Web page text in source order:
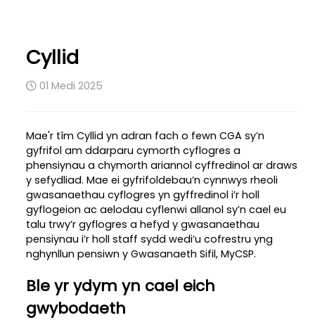
Cyllid
01 Medi 2025
Mae'r tîm Cyllid yn adran fach o fewn CGA sy’n
gyfrifol am ddarparu cymorth cyflogres a
phensiynau a chymorth ariannol cyffredinol ar draws
y sefydliad. Mae ei gyfrifoldebau’n cynnwys rheoli
gwasanaethau cyflogres yn gyffredinol i’r holl
gyflogeion ac aelodau cyflenwi allanol sy’n cael eu
talu trwy’r gyflogres a hefyd y gwasanaethau
pensiynau i’r holl staff sydd wedi’u cofrestru yng
nghynllun pensiwn y Gwasanaeth Sifil, MyCSP.
Ble yr ydym yn cael eich
gwybodaeth